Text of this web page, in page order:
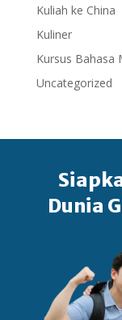
Kuliah ke China
Kuliner
Kursus Bahasa
Uncategorized
Dunia